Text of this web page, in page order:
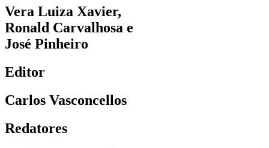
Vera Luiza Xavier,
Ronald Carvalhosa e
José Pinheiro
Editor
Carlos Vasconcellos
Redatores